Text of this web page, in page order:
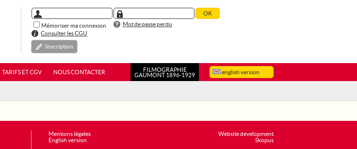
Mémoriser ma connexion
Mot de passe perdu
Consulter les CGU
Inscription
english version
TARIFS ET CGV NOUS CONTACTER
FILMOGRAPHIE
GAUMONT 1896-1929
Website development
Skopus
Mentions légales
English version